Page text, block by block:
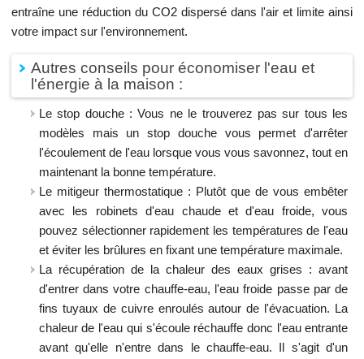
entraîne une réduction du CO2 dispersé dans l'air et limite ainsi
votre impact sur l'environnement.
Autres conseils pour économiser l'eau et
l'énergie à la maison :
Le stop douche : Vous ne le trouverez pas sur tous les
modèles mais un stop douche vous permet d'arrêter
l'écoulement de l'eau lorsque vous vous savonnez, tout en
maintenant la bonne température.
Le mitigeur thermostatique : Plutôt que de vous embêter
avec les robinets d'eau chaude et d'eau froide, vous
pouvez sélectionner rapidement les températures de l'eau
et éviter les brûlures en fixant une température maximale.
La récupération de la chaleur des eaux grises : avant
d'entrer dans votre chauffe-eau, l'eau froide passe par de
fins tuyaux de cuivre enroulés autour de l'évacuation. La
chaleur de l'eau qui s'écoule réchauffe donc l'eau entrante
avant qu'elle n'entre dans le chauffe-eau. Il s'agit d'un